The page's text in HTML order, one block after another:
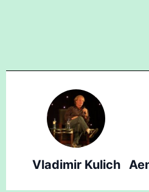
Vladimir Kulich